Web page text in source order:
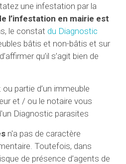
une infestation par la
l’infestation en mairie est
le constat du Diagnostic
bâtis et non-bâtis et sur
qu’il s’agit bien de
partie d’un immeuble
et / ou le notaire vous
Diagnostic parasites
n'a pas de caractère
Toutefois, dans
de présence d’agents de